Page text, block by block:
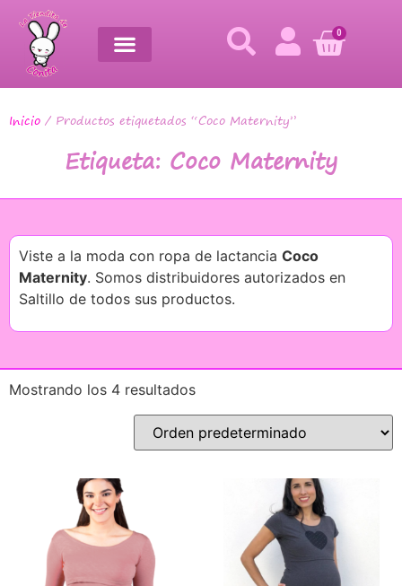
0
Inicio / Productos etiquetados “Coco Maternity”
Etiqueta: Coco Maternity
Viste a la moda con ropa de lactancia Coco
Maternity. Somos distribuidores autorizados en
Saltillo de todos sus productos.
Mostrando los 4 resultados